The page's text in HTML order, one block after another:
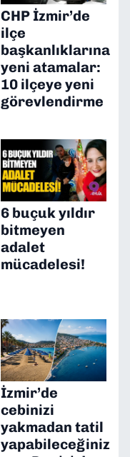
CHP İzmir’de
ilçe
başkanlıklarına
yeni atamalar:
10 ilçeye yeni
görevlendirme
6 buçuk yıldır
bitmeyen
adalet
mücadelesi!
İzmir’de
cebinizi
yakmadan tatil
yapabileceğiniz